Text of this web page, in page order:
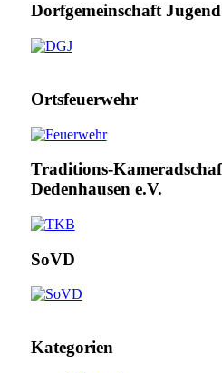
Dorfgemeinschaft Jugend
Ortsfeuerwehr
Traditions-
Dedenhausen e.V.
SoVD
Kategorien